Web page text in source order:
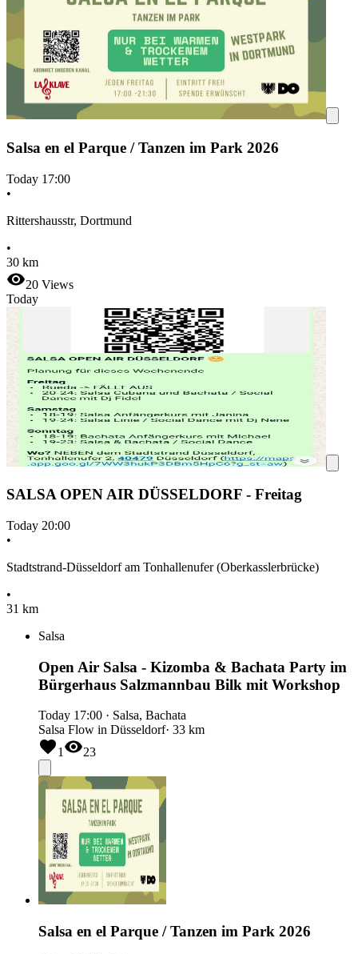
Salsa en el Parque / Tanzen im Park 2026
Today 17:00
•
Rittershausstr, Dortmund
•
30 km
20 Views
Today
SALSA OPEN AIR DÜSSELDORF - Freitag
Today 20:00
•
Stadtstrand-Düsseldorf am Tonhallenufer (Oberkasslerbrücke)
•
31 km
Salsa
Open Air Salsa - Kizomba & Bachata Party im
Bürgerhaus Salzmannbau Bilk mit Workshop
Today 17:00 · Salsa, Bachata
Salsa Flow in Düsseldorf· 33 km
1
23
Salsa en el Parque / Tanzen im Park 2026